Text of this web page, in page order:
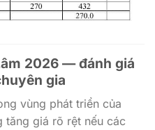
2026 — đánh giá
gia
vùng phát triển của
tăng giá rõ rệt nếu các